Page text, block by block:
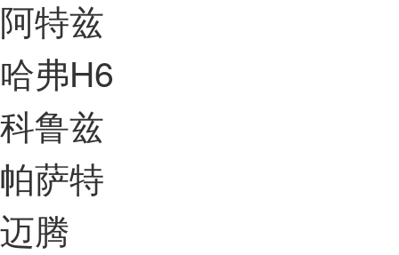
阿特兹
哈弗H6
科鲁兹
帕萨特
迈腾